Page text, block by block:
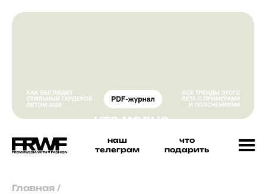
наш
телеграм
что
подарить
Главная /